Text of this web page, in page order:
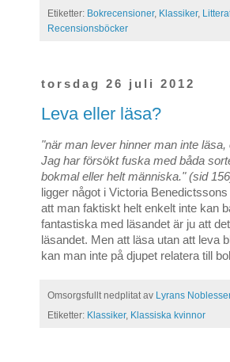
Etiketter: Bokrecensioner, Klassiker,
Recensionsböcker
torsdag 26 juli 2012
Leva eller läsa?
"när man lever hinner man inte
Jag har försökt fuska med båda
bokmal eller helt människa." (sid
ligger något i Victoria
att man faktiskt helt enkelt inte kan
fantastiska med läsandet är ju att
läsandet. Men att läsa utan att leva
kan man inte på djupet relatera till
Omsorgsfullt nedplitat av Lyrans
Etiketter: Klassiker, Klassiska kvinnor